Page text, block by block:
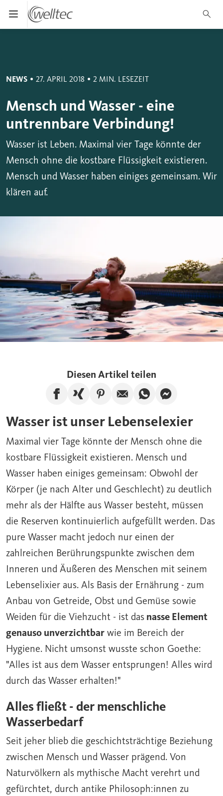
Menü öffnen und schließen Pflichtfeld
Suchen Abbrechen
NEWS • 27. APRIL 2018 • 2 MIN. LESEZEIT
Mensch und Wasser - eine
untrennbare Verbindung!
Wasser ist Leben. Maximal vier Tage könnte der
Mensch ohne die kostbare Flüssigkeit existieren.
Mensch und Wasser haben einiges gemeinsam. Wir
klären auf.
Diesen Artikel teilen
Artikel auf Facebook teilen
Artikel auf Xing teilen
Artikel auf Pinterest
Artikel per E-Mail
Artikel über
Artikel
Wasser ist unser Lebenselexier
Maximal vier Tage könnte der Mensch ohne die
kostbare Flüssigkeit existieren. Mensch und
Wasser haben einiges gemeinsam: Obwohl der
Körper (je nach Alter und Geschlecht) zu deutlich
mehr als der Hälfte aus Wasser besteht, müssen
die Reserven kontinuierlich aufgefüllt werden. Das
pure Wasser macht jedoch nur einen der
zahlreichen Berührungspunkte zwischen dem
Inneren und Äußeren des Menschen mit seinem
Lebenselixier aus. Als Basis der Ernährung - zum
Anbau von Getreide, Obst und Gemüse sowie
Weiden für die Viehzucht - ist das nasse Element
genauso unverzichtbar wie im Bereich der
Hygiene. Nicht umsonst wusste schon Goethe:
"Alles ist aus dem Wasser entsprungen! Alles wird
durch das Wasser erhalten!"
Alles fließt - der menschliche
Wasserbedarf
Seit jeher blieb die geschichtsträchtige Beziehung
zwischen Mensch und Wasser prägend. Von
Naturvölkern als mythische Macht verehrt und
gefürchtet, durch antike Philosoph:innen zu